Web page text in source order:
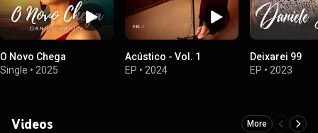
O Novo Chega
Single • 2025
Acústico - Vol. 1
EP • 2024
Deixarei 99
EP • 2023
Videos More